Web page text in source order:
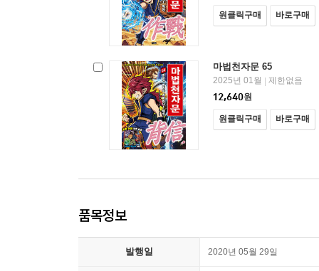
원클릭구매 바로구매
마법천자문 65
2025년 01월
제한없음
12,640원
원클릭구매 바로구매
품목정보
발행일 2020년 05월 29일